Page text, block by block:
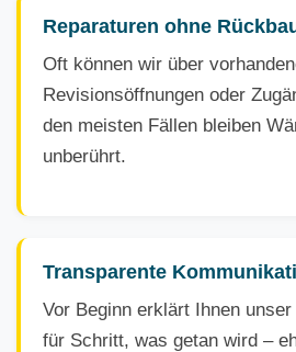
Reparaturen ohne
Oft können wir über
Revisionsöffnungen oder
den meisten Fällen bleiben
unberührt.
Transparente
Vor Beginn erklärt Ihnen
für Schritt, was getan wird –